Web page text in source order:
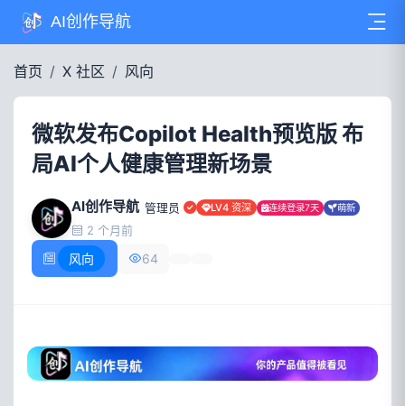
AI创作导航
首页 X 社区 风向
微软发布Copilot Health预览版 布
局AI个人健康管理新场景
AI创作导航 管理员 LV4 资深 连续登录7天 萌新
2 个月前
风向 64